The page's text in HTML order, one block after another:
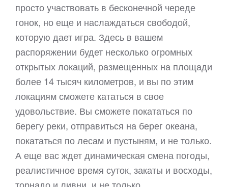
просто участвовать в бесконечной череде
гонок, но еще и наслаждаться свободой,
которую дает игра. Здесь в вашем
распоряжении будет несколько огромных
открытых локаций, размещенных на площади
более 14 тысяч километров, и вы по этим
локациям сможете кататься в свое
удовольствие. Вы сможете покататься по
берегу реки, отправиться на берег океана,
покататься по лесам и пустыням, и не только.
А еще вас ждет динамическая смена погоды,
реалистичное время суток, закаты и восходы,